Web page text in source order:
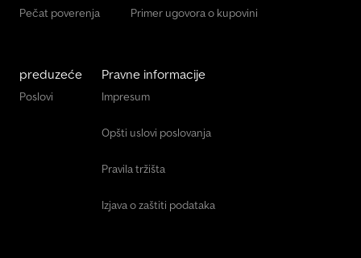
Pečat poverenja Primer ugovora o kupovini
preduzeće
Poslovi
Pravne informacije
Impresum
Opšti uslovi poslovanja
Pravila tržišta
Izjava o zaštiti podataka